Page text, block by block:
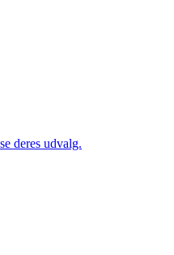
deres udvalg.